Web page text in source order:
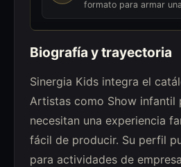
formato para armar
Biografía y trayectoria
Sinergia Kids integra el
Artistas como Show infantil
necesitan una experiencia
fácil de producir. Su perfil
para actividades de